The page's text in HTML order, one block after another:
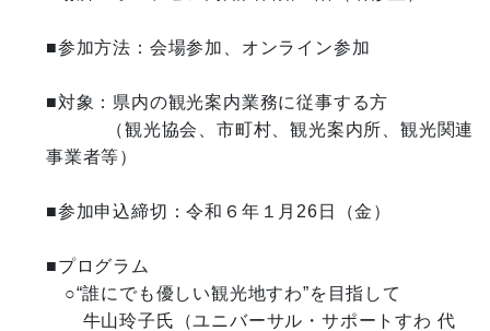
■参加方法：会場参加、オンライン参加
■対象：県内の観光案内業務に従事する方
（観光協会、市町村、観光案内所、観光関連
事業者等）
■参加申込締切：令和６年１月26日（金）
■プログラム
○“誰にでも優しい観光地すわ”を目指して
牛山玲子氏（ユニバーサル・サポートすわ 代